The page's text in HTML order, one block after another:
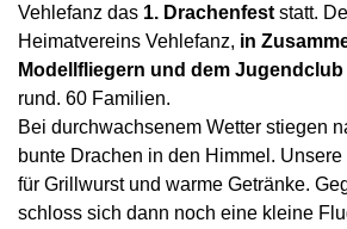
Vehlefanz das 1. Drachenfest statt.
Heimatvereins Vehlefanz, in
Modellfliegern und dem Jugendclub
rund. 60 Familien.
Bei durchwachsenem Wetter stiegen
bunte Drachen in den Himmel. Unsere
für Grillwurst und warme Getränke.
schloss sich dann noch eine kleine